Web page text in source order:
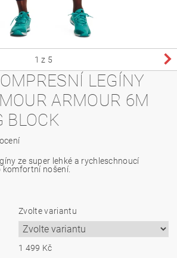
1 z 5
LEGÍNY
ARMOUR 6M
BLOCK
ze super lehké a rychleschnoucí
nošení.
Zvolte variantu
1 499 Kč